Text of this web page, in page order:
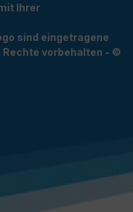
Ihrer
sind eingetragene
Rechte vorbehalten - ©